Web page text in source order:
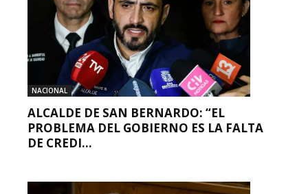
NACIONAL
ALCALDE DE SAN BERNARDO: “EL
PROBLEMA DEL GOBIERNO ES LA FALTA
DE CREDI...